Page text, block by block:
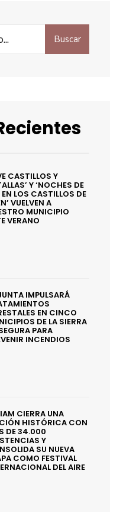
Buscar
CASTILLOS Y
Y ‘NOCHES DE
EN LOS CASTILLOS DE
VUELVEN A
MUNICIPIO
VERANO
IMPULSARÁ
EN CINCO
DE LA SIERRA
PARA
INCENDIOS
CIERRA UNA
HISTÓRICA CON
DE 34.000
Y
SU NUEVA
COMO FESTIVAL
DEL AIRE